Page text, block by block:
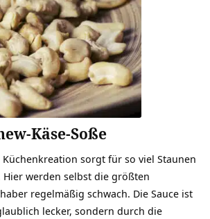
Käse-Soße
Küchenkreation sorgt für so viel Staunen
werden selbst die größten
regelmäßig schwach. Die Sauce ist
lecker, sondern durch die